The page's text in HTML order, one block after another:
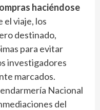
haciéndose
el viaje, los
destinado,
para evitar
investigadores
marcados.
Nacional
del